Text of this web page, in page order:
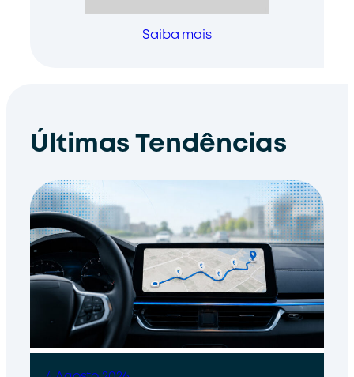
Saiba mais
Últimas Tendências